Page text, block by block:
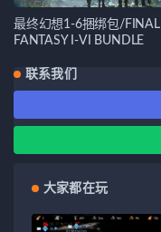
最终幻想1-6捆绑包/FINAL
FANTASY I-VI BUNDLE
联系我们
大家都在玩